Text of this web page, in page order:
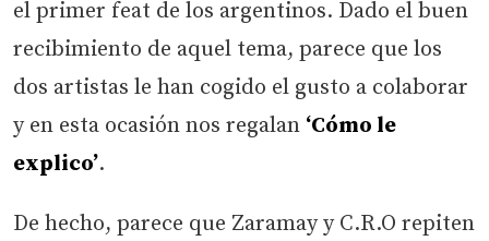
el primer feat de los argentinos. Dado el buen
recibimiento de aquel tema, parece que los
dos artistas le han cogido el gusto a colaborar
y en esta ocasión nos regalan ‘Cómo le
explico’.
De hecho, parece que Zaramay y C.R.O repiten